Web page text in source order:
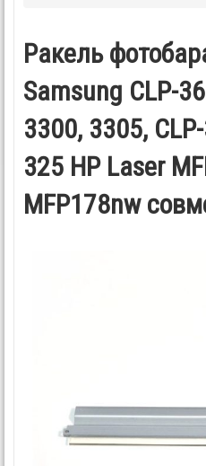
Ракель
Samsung CLP-
3300, 3305,
325 HP Laser
MFP178nw